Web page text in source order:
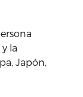
la
Japón,